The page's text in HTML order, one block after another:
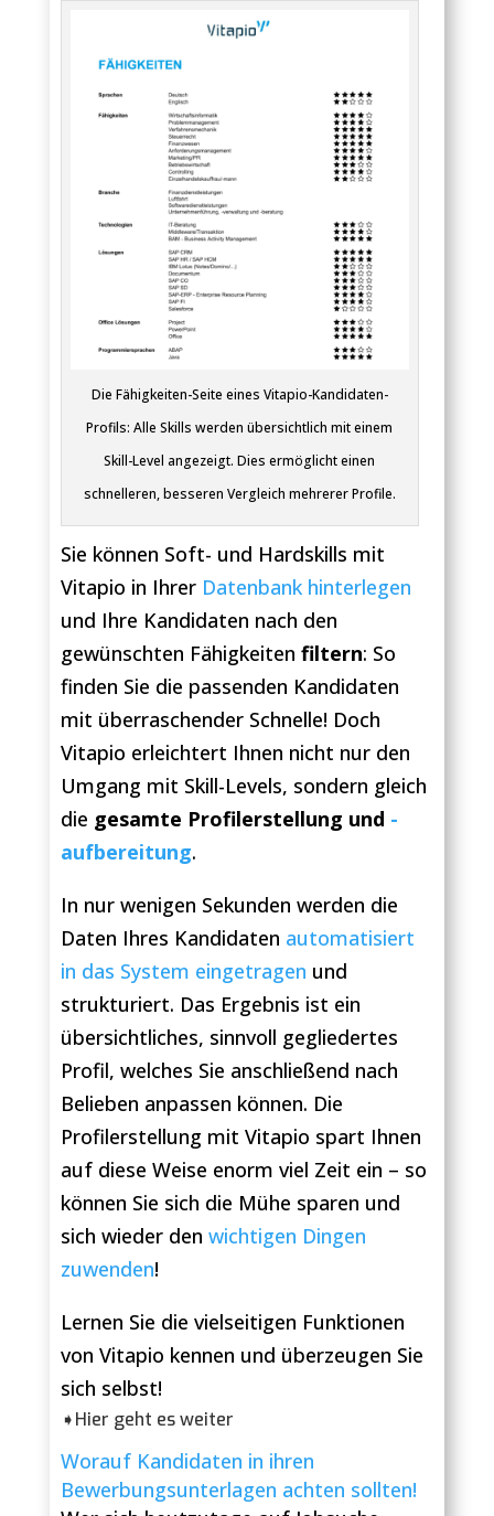
Die Fähigkeiten-Seite eines Vitapio-Kandidaten-
Profils: Alle Skills werden übersichtlich mit einem
Skill-Level angezeigt. Dies ermöglicht einen
schnelleren, besseren Vergleich mehrerer Profile.
Sie können Soft- und Hardskills mit
Vitapio in Ihrer Datenbank hinterlegen
und Ihre Kandidaten nach den
gewünschten Fähigkeiten filtern: So
finden Sie die passenden Kandidaten
mit überraschender Schnelle! Doch
Vitapio erleichtert Ihnen nicht nur den
Umgang mit Skill-Levels, sondern gleich
die gesamte Profilerstellung und -
aufbereitung.
In nur wenigen Sekunden werden die
Daten Ihres Kandidaten automatisiert
in das System eingetragen und
strukturiert. Das Ergebnis ist ein
übersichtliches, sinnvoll gegliedertes
Profil, welches Sie anschließend nach
Belieben anpassen können. Die
Profilerstellung mit Vitapio spart Ihnen
auf diese Weise enorm viel Zeit ein – so
können Sie sich die Mühe sparen und
sich wieder den wichtigen Dingen
zuwenden!
Lernen Sie die vielseitigen Funktionen
von Vitapio kennen und überzeugen Sie
sich selbst!
➧Hier geht es weiter
Worauf Kandidaten in ihren
Bewerbungsunterlagen achten sollten!